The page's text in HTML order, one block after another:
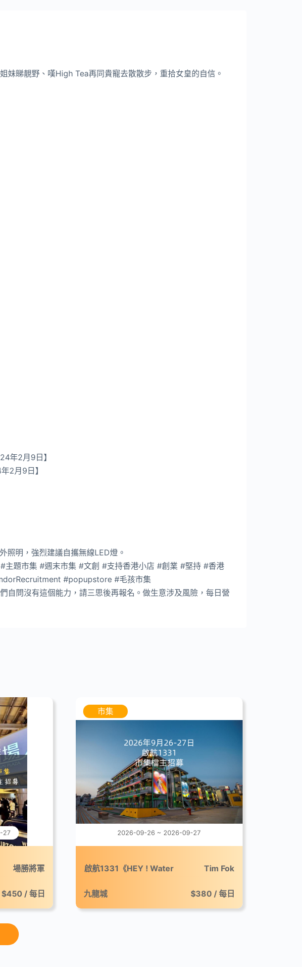
妹睇靚野、嘆High Tea再同貴寵去散散步，重拾女皇的自信。
年2月9日】
2月9日】
照明，強烈建議自攜無線LED燈。
題市集 #週末市集 #文創 #支持香港小店 #創業 #堅持 #香港
#popupstore #毛孩市集
自問沒有這個能力，請三思後再報名。做生意涉及風險，每日營
27
場勝將軍
$450 / 每日
市集
2026-09-26 ~ 2026-09-27
啟航1331《HEY ! Water
Tim Fok
九龍城 $380 / 每日